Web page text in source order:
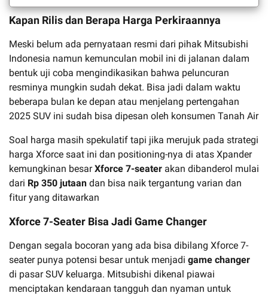
Kapan Rilis dan Berapa Harga Perkiraannya
Meski belum ada pernyataan resmi dari pihak Mitsubishi
Indonesia namun kemunculan mobil ini di jalanan dalam
bentuk uji coba mengindikasikan bahwa peluncuran
resminya mungkin sudah dekat. Bisa jadi dalam waktu
beberapa bulan ke depan atau menjelang pertengahan
2025 SUV ini sudah bisa dipesan oleh konsumen Tanah Air
Soal harga masih spekulatif tapi jika merujuk pada strategi
harga Xforce saat ini dan positioning-nya di atas Xpander
kemungkinan besarXforce 7-seater akan dibanderol mulai
dari Rp 350 jutaan dan bisa naik tergantung varian dan
fitur yang ditawarkan
Xforce 7-Seater Bisa Jadi Game Changer
Dengan segala bocoran yang ada bisa dibilang Xforce 7-
seater punya potensi besar untuk menjadi game changer
di pasar SUV keluarga. Mitsubishi dikenal piawai
menciptakan kendaraan tangguh dan nyaman untuk